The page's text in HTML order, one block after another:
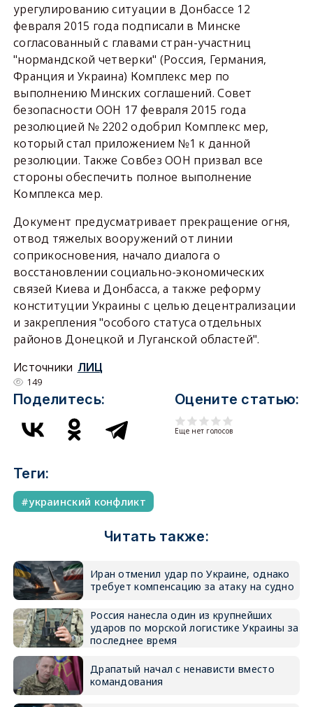
урегулированию ситуации в Донбассе 12
февраля 2015 года подписали в Минске
согласованный с главами стран-участниц
"нормандской четверки" (Россия, Германия,
Франция и Украина) Комплекс мер по
выполнению Минских соглашений. Совет
безопасности ООН 17 февраля 2015 года
резолюцией № 2202 одобрил Комплекс мер,
который стал приложением №1 к данной
резолюции. Также Совбез ООН призвал все
стороны обеспечить полное выполнение
Комплекса мер.
Документ предусматривает прекращение огня,
отвод тяжелых вооружений от линии
соприкосновения, начало диалога о
восстановлении социально-экономических
связей Киева и Донбасса, а также реформу
конституции Украины с целью децентрализации
и закрепления "особого статуса отдельных
районов Донецкой и Луганской областей".
Источники ЛИЦ
149
Поделитесь: Оцените статью:
Еще нет голосов
Теги:
украинский конфликт
Читать также:
Иран отменил удар по Украине, однако
требует компенсацию за атаку на судно
Россия нанесла один из крупнейших
ударов по морской логистике Украины за
последнее время
Драпатый начал с ненависти вместо
командования